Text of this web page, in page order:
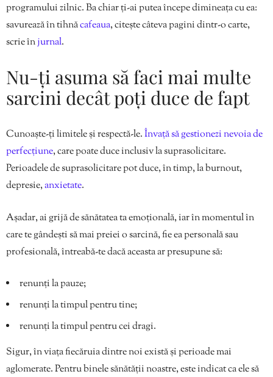
programului zilnic. Ba chiar ți-ai putea începe dimineața cu ea:
savurează în tihnăcafeaua, citește câteva pagini dintr-o carte,
scrie înjurnal.
Nu-ți asuma să faci mai multe
sarcini decât poți duce de fapt
Cunoaște-ți limitele și respectă-le.Învață să gestionezi nevoia de
perfecțiune, care poate duce inclusiv la suprasolicitare.
Perioadele de suprasolicitare pot duce, în timp, la burnout,
depresie,anxietate.
Așadar, ai grijă de sănătatea ta emoțională, iar în momentul în
care te gândești să mai preiei o sarcină, fie ea personală sau
profesională, întreabă-te dacă aceasta ar presupune să:
renunți la pauze;
renunți la timpul pentru tine;
renunți la timpul pentru cei dragi.
Sigur, în viața fiecăruia dintre noi există și perioade mai
aglomerate. Pentru binele sănătății noastre, este indicat ca ele să